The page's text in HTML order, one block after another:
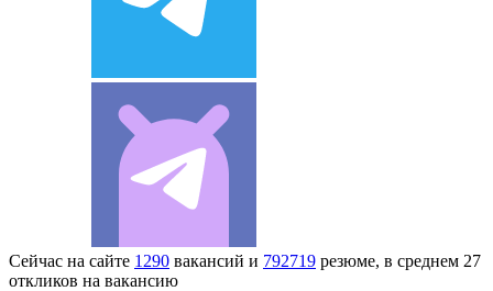
Сейчас на сайте 1290 вакансий и 792719 резюме, в среднем 27
откликов на вакансию